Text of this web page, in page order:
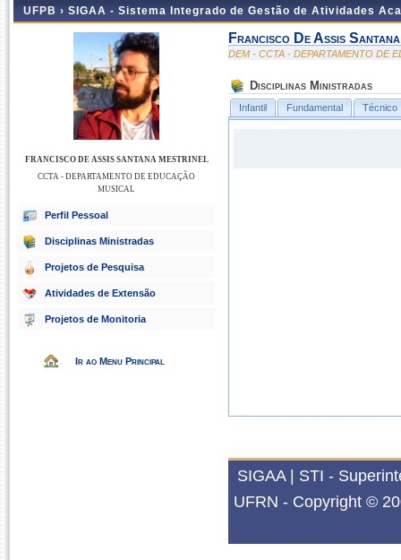
UFPB › SIGAA - Sistema Integrado de Gestão de Atividades
FRANCISCO DE ASSIS SANTANA MESTRINEL
CCTA - DEPARTAMENTO DE EDUCAÇÃO
MUSICAL
Perfil Pessoal
Disciplinas Ministradas
Projetos de Pesquisa
Atividades de Extensão
Projetos de Monitoria
Ir ao Menu Principal
Francisco De Assis
DEM - CCTA - DEPARTAMENTO DE
Disciplinas Ministradas
Infantil Fundamental Técnico
SIGAA | STI -
UFRN - Copyright ©